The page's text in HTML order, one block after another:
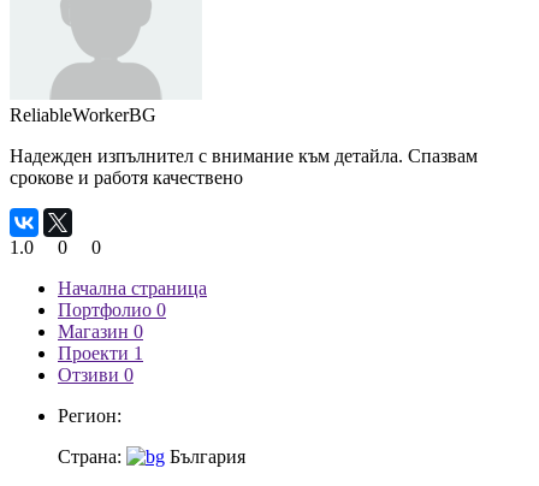
ReliableWorkerBG
Надежден изпълнител с внимание към детайла. Спазвам
срокове и работя качествено
1.0 0
0
Начална страница
Портфолио 0
Магазин 0
Проекти 1
Отзиви 0
Регион:
Страна:
България